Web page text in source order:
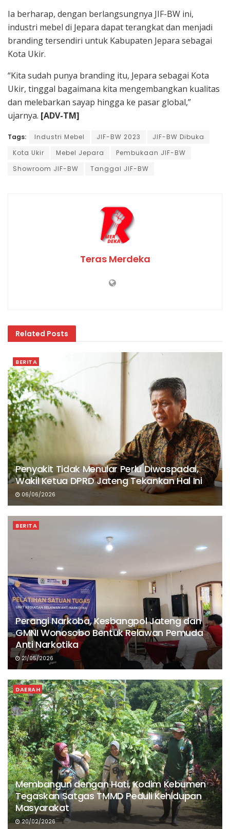
Ia berharap, dengan berlangsungnya JIF-BW ini,
industri mebel di Jepara dapat terangkat dan menjadi
branding tersendiri untuk Kabupaten Jepara sebagai
Kota Ukir.
“Kita sudah punya branding itu, Jepara sebagai Kota
Ukir, tinggal bagaimana kita mengembangkan kualitas
dan melebarkan sayap hingga ke pasar global,”
ujarnya. [ADV-TM]
Tags: Industri Mebel JIF-BW 2023
JIF-BW Dibuka
Kota Ukir
Mebel Jepara
Pembukaan JIF-BW
Showroom JIF-BW
Tanggal JIF-BW
Teras Merdeka
Related Posts
BERITA
Penyakit Tidak Menular Perlu Diwaspadai,
Wakil Ketua DPRD Jateng Tekankan Hal Ini
06/06/2026
BERITA
Perangi Narkoba, Kesbangpol Jateng dan
GMNI Wonosobo Bentuk Relawan Pemuda
Anti Narkotika
21/05/2026
DAERAH
Membangun dengan Hati, Kodim Kebumen
Tegaskan Satgas TMMD Peduli Kehidupan
Masyarakat
20/02/2026